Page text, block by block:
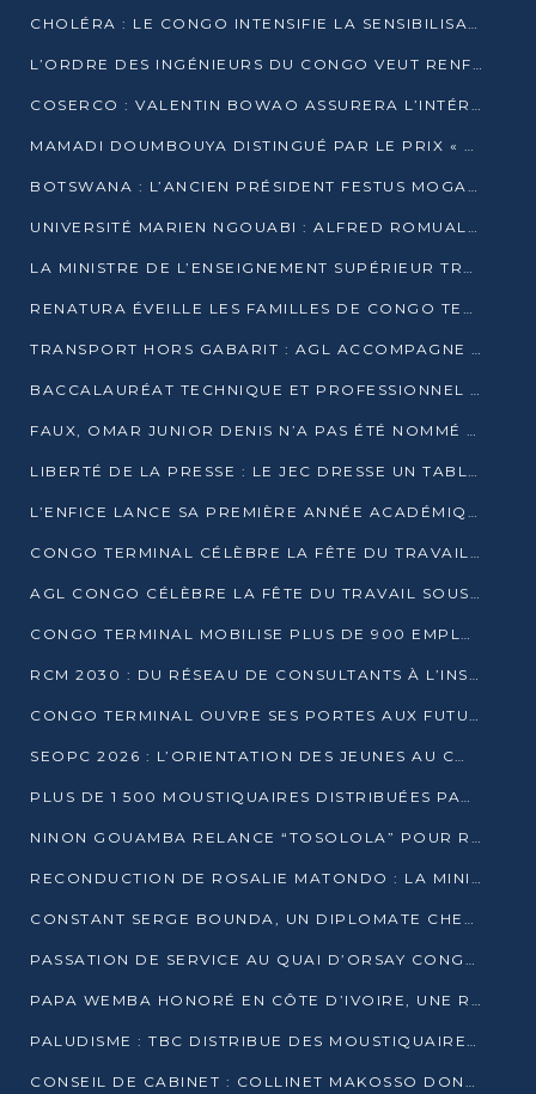
CHOLÉRA : LE CONGO INTENSIFIE LA SENSIBILISATION AU MARCHÉ DE TALANGAÏ
L’ORDRE DES INGÉNIEURS DU CONGO VEUT RENFORCER L’ÉTHIQUE ET LA CRÉDIBILITÉ DE LA PROFESSION
COSERCO : VALENTIN BOWAO ASSURERA L’INTÉRIM À LA TÊTE DU BUREAU EXÉCUTIF NATIONAL
MAMADI DOUMBOUYA DISTINGUÉ PAR LE PRIX « SUPER GRAND BÂTISSEUR BABACAR N’DIAYE »
BOTSWANA : L’ANCIEN PRÉSIDENT FESTUS MOGAE EST MORT À 86 ANS
UNIVERSITÉ MARIEN NGOUABI : ALFRED ROMUALD NGUYA POATY SOUTIENT UNE THÈSE SUR LE PARADOXE DE LA CROISSANCE EN ZONE CEMAC
LA MINISTRE DE L’ENSEIGNEMENT SUPÉRIEUR TRACE SA FEUILLE DE ROUTE
RENATURA ÉVEILLE LES FAMILLES DE CONGO TERMINAL À LA PROTECTION DE L’ENVIRONNEMENT
TRANSPORT HORS GABARIT : AGL ACCOMPAGNE LE DÉVELOPPEMENT DU SECTEUR BRASSICOLE AU CONGO
BACCALAURÉAT TECHNIQUE ET PROFESSIONNEL : 16 352 CANDIDATS LANCÉS DANS LES ÉPREUVES D’EPS
FAUX, OMAR JUNIOR DENIS N’A PAS ÉTÉ NOMMÉ AIDE DE CAMP ADJOINT DE DENIS SASSOU NGUESSO
LIBERTÉ DE LA PRESSE : LE JEC DRESSE UN TABLEAU PRÉOCCUPANT AU CONGO
L’ENFICE LANCE SA PREMIÈRE ANNÉE ACADÉMIQUE AVEC 100 FUTURS ENSEIGNANTS
CONGO TERMINAL CÉLÈBRE LA FÊTE DU TRAVAIL AVEC SES COLLABORATEURS À POINTE-NOIRE
AGL CONGO CÉLÈBRE LA FÊTE DU TRAVAIL SOUS LE SIGNE DE LA COHÉSION
CONGO TERMINAL MOBILISE PLUS DE 900 EMPLOYÉS AUTOUR DE LA SÉCURITÉ AU TRAVAIL
RCM 2030 : DU RÉSEAU DE CONSULTANTS À L’INSTRUMENT DE PUISSANCE EN AFRIQUE FRANCOPHONE
CONGO TERMINAL OUVRE SES PORTES AUX FUTURS INGÉNIEURS AU FORUM DES MÉTIERS D’UCAC-ICAM
SEOPC 2026 : L’ORIENTATION DES JEUNES AU CŒUR DE LA DEUXIÈME ÉDITION
PLUS DE 1 500 MOUSTIQUAIRES DISTRIBUÉES PAR AGL ET CONGO TERMINAL DANS LA LUTTE CONTRE LE PALUDISME
NINON GOUAMBA RELANCE “TOSOLOLA” POUR RENFORCER LE DIALOGUE AVEC LES CITOYENS
RECONDUCTION DE ROSALIE MATONDO : LA MINISTRE PROMET D’ACCÉLÉRER LE TRAITEMENT DES DOSSIERS ET DE RELEVER DE NOUVEAUX DÉFIS
CONSTANT SERGE BOUNDA, UN DIPLOMATE CHEVRONNÉ AUX COMMANDES DES AFFAIRES ÉTRANGÈRES
PASSATION DE SERVICE AU QUAI D’ORSAY CONGOLAIS : GAKOSSO PASSE LE FLAMBEAU À BOUNDA
PAPA WEMBA HONORÉ EN CÔTE D’IVOIRE, UNE RUE PORTE DÉSORMAIS SON NOM
PALUDISME : TBC DISTRIBUE DES MOUSTIQUAIRES DANS DEUX CSI DE BRAZZAVILLE
CONSEIL DE CABINET : COLLINET MAKOSSO DONNE SES DERNIÈRES ORIENTATIONS